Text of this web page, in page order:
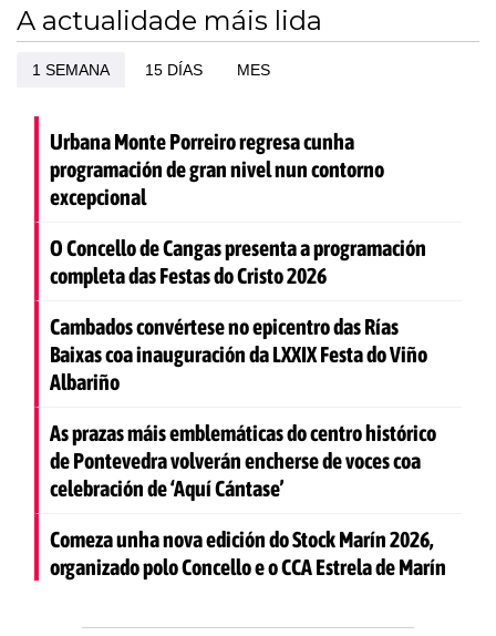
A actualidade máis lida
1 SEMANA 15 DÍAS MES
Urbana Monte Porreiro regresa cunha
programación de gran nivel nun contorno
excepcional
O Concello de Cangas presenta a programación
completa das Festas do Cristo 2026
Cambados convértese no epicentro das Rías
Baixas coa inauguración da LXXIX Festa do Viño
Albariño
As prazas máis emblemáticas do centro histórico
de Pontevedra volverán encherse de voces coa
celebración de ‘Aquí Cántase’
Comeza unha nova edición do Stock Marín 2026,
organizado polo Concello e o CCA Estrela de Marín